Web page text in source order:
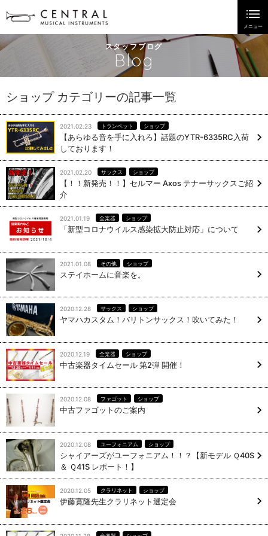
スタッフブログ
Blog
ショップ カテゴリーの記事一覧
2021.02.23 トランペット ショップ
【あらゆる音を手に入れろ】話題のYTR-6335RC入荷
しております！
2021.02.20 サックス ショップ
【！！新発売！！】セルマー Axos テナーサックスご紹
介
2021.01.19 全楽器 ショップ
「新型コロナウイルス感染拡大防止対応」について
2021.01.08 その他 ショップ
ステイホームに音楽を。
2020.12.28 サックス ショップ
ヤマハカスタム！バリトンサックス！吹いてみた！
2020.12.19 全楽器 ショップ
中古楽器タイムセール 第2弾 開催！
2020.12.08 ファゴット ショップ
中古ファゴットのご案内
2020.12.08 ユーフォニアム ショップ
シャイアーズがユーフォニアム！！？【新モデル Ｑ40S
＆ Ｑ41S レポート！】
2020.12.05 クラリネット ショップ
伊藤寛隆先生クラリネット選定会